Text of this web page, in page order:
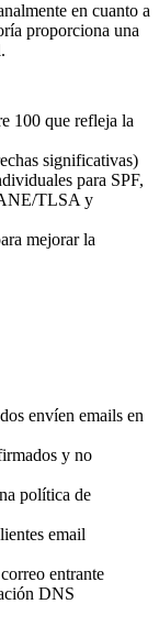
en cuanto a
proporciona una
100 que refleja la
significativas)
para SPF,
TLSA y
mejorar la
envíen emails en
y no
política de
email
entrante
DNS